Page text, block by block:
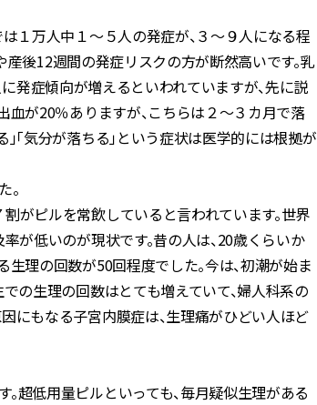
１万人中１～５人の発症が、３～９人になる程
産後12週間の発症リスクの方が断然高いです。乳
発症傾向が増えるといわれていますが、先に説
血が20％ありますが、こちらは２～３カ月で落
「気分が落ちる」という症状は医学的には根拠が
がピルを常飲していると言われています。世界
が低いのが現状です。昔の人は、20歳くらいか
理の回数が50回程度でした。今は、初潮が始ま
の生理の回数はとても増えていて、婦人科系の
にもなる子宮内膜症は、生理痛がひどい人ほど
超低用量ピルといっても、毎月疑似生理がある